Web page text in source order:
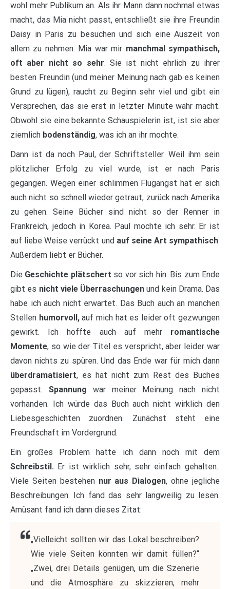
wohl mehr Publikum an. Als ihr Mann dann nochmal etwas
macht, das Mia nicht passt, entschließt sie ihre Freundin
Daisy in Paris zu besuchen und sich eine Auszeit von
allem zu nehmen. Mia war mir manchmal sympathisch,
oft aber nicht so sehr. Sie ist nicht ehrlich zu ihrer
besten Freundin (und meiner Meinung nach gab es keinen
Grund zu lügen), raucht zu Beginn sehr viel und gibt ein
Versprechen, das sie erst in letzter Minute wahr macht.
Obwohl sie eine bekannte Schauspielerin ist, ist sie aber
ziemlich bodenständig, was ich an ihr mochte.
Dann ist da noch Paul, der Schriftsteller. Weil ihm sein
plötzlicher Erfolg zu viel wurde, ist er nach Paris
gegangen. Wegen einer schlimmen Flugangst hat er sich
auch nicht so schnell wieder getraut, zurück nach Amerika
zu gehen. Seine Bücher sind nicht so der Renner in
Frankreich, jedoch in Korea. Paul mochte ich sehr. Er ist
auf liebe Weise verrückt und auf seine Art sympathisch.
Außerdem liebt er Bücher.
Die Geschichte plätschert so vor sich hin. Bis zum Ende
gibt es nicht viele Überraschungen und kein Drama. Das
habe ich auch nicht erwartet. Das Buch auch an manchen
Stellen humorvoll,auf mich hat es leider oft gezwungen
gewirkt. Ich hoffte auch auf mehr romantische
Momente, so wie der Titel es verspricht, aber leider war
davon nichts zu spüren. Und das Ende war für mich dann
überdramatisiert, es hat nicht zum Rest des Buches
gepasst. Spannung war meiner Meinung nach nicht
vorhanden. Ich würde das Buch auch nicht wirklich den
Liebesgeschichten zuordnen. Zunächst steht eine
Freundschaft im Vordergrund.
Ein großes Problem hatte ich dann noch mit dem
Schreibstil. Er ist wirklich sehr, sehr einfach gehalten.
Viele Seiten bestehen nur aus Dialogen, ohne jegliche
Beschreibungen. Ich fand das sehr langweilig zu lesen.
Amüsant fand ich dann dieses Zitat:
„Vielleicht sollten wir das Lokal beschreiben?
Wie viele Seiten könnten wir damit füllen?“
„Zwei, drei Details genügen, um die Szenerie
und die Atmosphäre zu skizzieren, mehr